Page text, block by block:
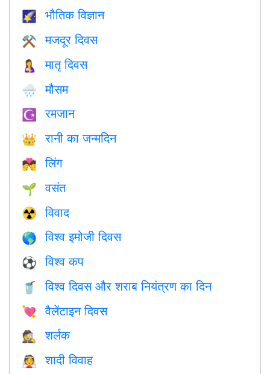
🌠 भौतिक विज्ञान
⚒️ मजदूर दिवस
🤱 मातृ दिवस
🌧 मौसम
☪️ रमजान
👑 रानी का जन्मदिन
💏 लिंग
🌱 वसंत
☢️ विवाद
🌎 विश्व इमोजी दिवस
⚽ विश्व कप
🥤 विश्व दिवस और शराब नियंत्रण का दिन
💘 वैलेंटाइन दिवस
🕵️ शर्लक
👰 शादी विवाह